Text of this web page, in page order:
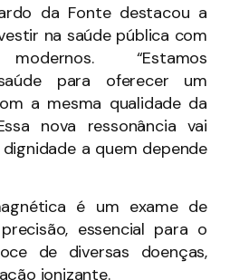
da Fonte destacou a
na saúde pública com
“Estamos
para oferecer um
a mesma qualidade da
nova ressonância vai
a quem depende
é um exame de
essencial para o
de diversas doenças,
ionizante.